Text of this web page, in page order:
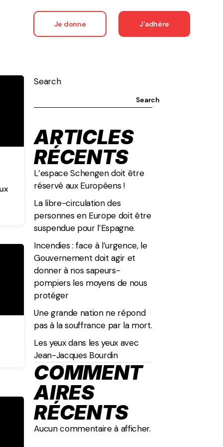
Je donne J'adhère
Search
Search
ARTICLES
RÉCENTS
L’espace Schengen doit être
réservé aux Européens !
La libre-circulation des
personnes en Europe doit être
suspendue pour l’Espagne.
Incendies : face à l’urgence, le
Gouvernement doit agir et
donner à nos sapeurs-
pompiers les moyens de nous
protéger
Une grande nation ne répond
pas à la souffrance par la mort.
Les yeux dans les yeux avec
Jean-Jacques Bourdin
COMMENT
AIRES
RÉCENTS
Aucun commentaire à afficher.